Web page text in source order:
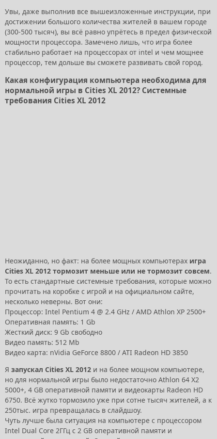
Увы, даже выполнив все вышеизложенные инструкции, при
достижении большого количества жителей в вашем городе
(300-500 тысяч), вы всё равно упрётесь в предел физической
мощности процессора. Замечено лишь, что игра более
стабильно работает на процессорах от intel и чем мощнее
процессор, тем дольше вы сможете развивать свой город.
Какая конфигурация компьютера необходима для
нормальной игры в Cities XL 2012? Системные
требования Cities XL 2012
Неожиданно, но факт: на более мощных компьютерах игра
Cities XL 2012 тормозит меньше или не тормозит совсем.
То есть стандартные системные требования, которые можно
прочитать на коробке с игрой и на официальном сайте,
несколько неверны. Вот они:
Процессор: Intel Pentium 4 @ 2.4 GHz / AMD Athlon XP 2500+
Оперативная память: 1 Gb
Жесткий диск: 9 Gb свободно
Видео память: 512 Mb
Видео карта: nVidia GeForce 8800 / ATI Radeon HD 3850
Я запускал Cities XL 2012 и на более мощном компьютере,
но для нормальной игры было недостаточно Athlon 64 X2
5000+, 4 GB оперативной памяти и видеокарты Radeon HD
6750. Всё жутко тормозило уже при сотне тысяч жителей, а к
250тыс. игра превращалась в слайдшоу.
Чуть лучше была ситуация на компьютере с процессором
Intel Dual Core 2ГГц с 2 GB оперативной памяти и